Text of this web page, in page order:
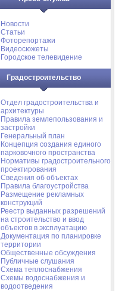
Новости
Статьи
Фоторепортажи
Видеосюжеты
Городское телевидение
Градостроительство
Отдел градостроительства и
архитектуры
Правила землепользования и
застройки
Генеральный план
Концепция создания единого
парковочного пространства
Нормативы градостроительного
проектирования
Сведения об объектах
Правила благоустройства
Размещение рекламных
конструкций
Реестр выданных разрешений
на строительство и ввод
объектов в эксплуатацию
Документация по планировке
территории
Общественные обсуждения
Публичные слушания
Схема теплоснабжения
Схемы водоснабжения и
водоотведения